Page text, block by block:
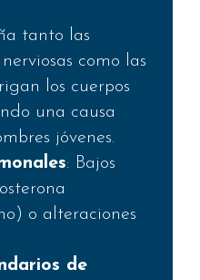
tanto las
como las
los cuerpos
una causa
jóvenes.
: Bajos
o alteraciones
de